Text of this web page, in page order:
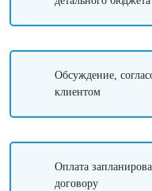
Обсуждение,
клиентом
Оплата
договору